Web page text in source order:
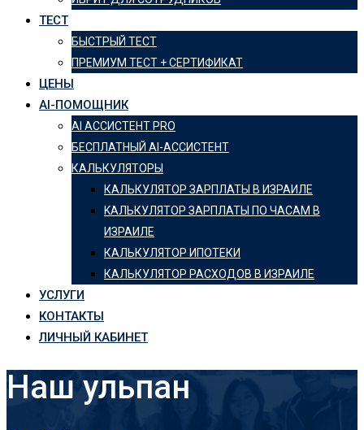
ТЕСТ
БЫСТРЫЙ ТЕСТ
ПРЕМИУМ ТЕСТ + СЕРТИФИКАТ
ЦЕНЫ
AI-ПОМОЩНИК
AI АССИСТЕНТ PRO
БЕСПЛАТНЫЙ AI-АССИСТЕНТ
КАЛЬКУЛЯТОРЫ
КАЛЬКУЛЯТОР ЗАРПЛАТЫ В ИЗРАИЛЕ
KАЛЬКУЛЯТОР ЗАРПЛАТЫ ПО ЧАСАМ В
ИЗРАИЛЕ
КАЛЬКУЛЯТОР ИПОТЕКИ
КАЛЬКУЛЯТОР РАСХОДОВ В ИЗРАИЛЕ
УСЛУГИ
КОНТАКТЫ
ЛИЧНЫЙ КАБИНЕТ
Наш ульпан